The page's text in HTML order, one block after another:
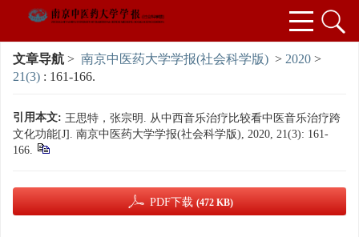
文章导航 > 南京中医药大学学报(社会科学版) > 2020 >
21(3) : 161-166.
引用本文: 王思特，张宗明. 从中西音乐治疗比较看中医音乐治疗跨
文化功能[J]. 南京中医药大学学报(社会科学版), 2020, 21(3): 161-
166.
PDF下载 (472 KB)